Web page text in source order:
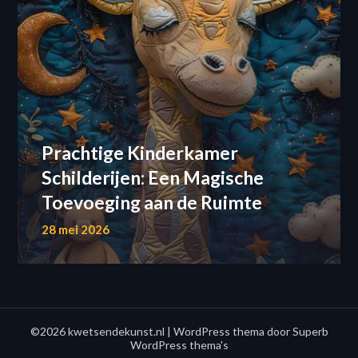
Prachtige Kinderkamer
Schilderijen: Een Magische
Toevoeging aan de Ruimte
28 mei 2026
©2026 kwetsendekunst.nl | WordPress thema doorSuperb
WordPress thema's